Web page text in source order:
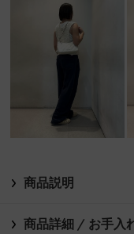
商品説明
商品詳細 / お手入